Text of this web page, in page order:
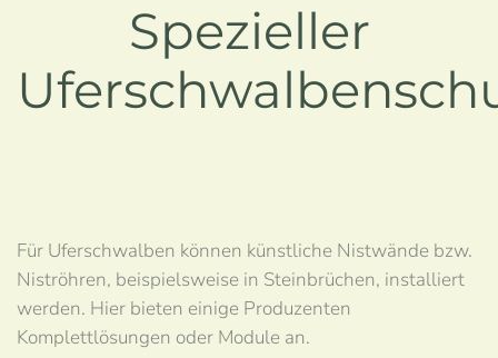
Spezieller
Für Uferschwalben können künstliche Nistwände bzw.
Niströhren, beispielsweise in Steinbrüchen, installiert
werden. Hier bieten einige Produzenten
Komplettlösungen oder Module an.